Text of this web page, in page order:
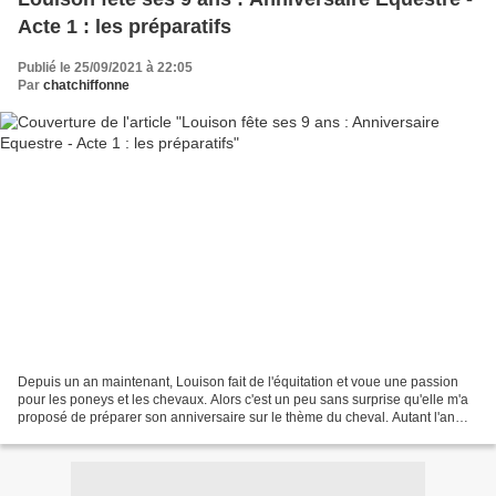
Acte 1 : les préparatifs
Publié le 25/09/2021 à 22:05
Par chatchiffonne
Depuis un an maintenant, Louison fait de l'équitation et voue une passion
pour les poneys et les chevaux. Alors c'est un peu sans surprise qu'elle m'a
proposé de préparer son anniversaire sur le thème du cheval. Autant l'an